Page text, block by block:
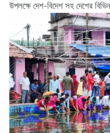
উপলক্ষে দেশ-বিদেশ সহ দেশের